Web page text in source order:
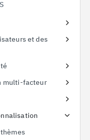
l'identité
la preuve de
essai gratuit
l'instance d'essai
Directory
et des
de mot
sociaux
Directory
multi-facteur
à l'AMF
avec MFA
les
d'accès